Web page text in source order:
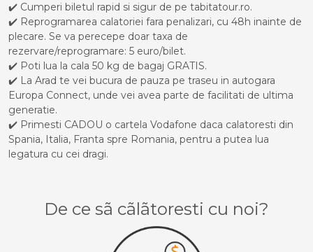
✔️ Cumperi biletul rapid si sigur de pe tabitatour.ro.
✔️ Reprogramarea calatoriei fara penalizari, cu 48h inainte de
plecare. Se va perecepe doar taxa de
rezervare/reprogramare: 5 euro/bilet.
✔️ Poti lua la cala 50 kg de bagaj GRATIS.
✔️ La Arad te vei bucura de pauza pe traseu in autogara
Europa Connect, unde vei avea parte de facilitati de ultima
generatie.
✔️ Primesti CADOU o cartela Vodafone daca calatoresti din
Spania, Italia, Franta spre Romania, pentru a putea lua
legatura cu cei dragi.
De ce sã cãlãtoresti cu noi?